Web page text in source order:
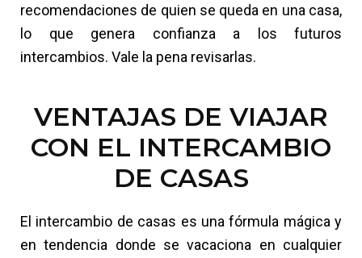
recomendaciones de quien se queda en una casa,
lo que genera confianza a los futuros
intercambios. Vale la pena revisarlas.
VENTAJAS DE VIAJAR
CON EL INTERCAMBIO
DE CASAS
El intercambio de casas es una fórmula mágica y
en tendencia donde se vacaciona en cualquier